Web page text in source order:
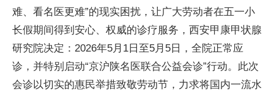
难、看名医更难”的现实困扰，让广大劳动者在五一小
长假期间得到安心、权威的诊疗服务，西安甲康甲状腺
研究院决定：2026年5月1日至5月5日，全院正常应
诊，并特别启动“京沪陕名医联合公益会诊”行动。此次
会诊以切实的惠民举措致敬劳动节，力求将国内一流水